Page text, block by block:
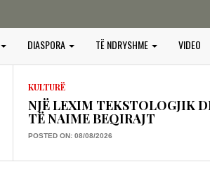
DIASPORA TË NDRYSHME VIDEO
PROJEKTI I PADUKSHËM I
IDENTITETIT
POSTED ON: 20/07/2026
KULTURË
NJË LEXIM TEKSTOLOGJIK
TË NAIME BEQIRAJT
POSTED ON: 08/08/2026
OPINIONE